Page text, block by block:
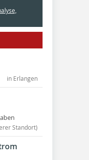
in Erlangen
Standort)